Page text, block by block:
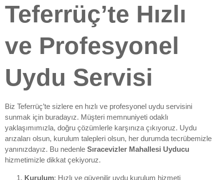
Teferrüç’te Hızlı
ve Profesyonel
Uydu Servisi
Biz Teferrüç’te sizlere en hızlı ve profesyonel uydu servisini
sunmak için buradayız. Müşteri memnuniyeti odaklı
yaklaşımımızla, doğru çözümlerle karşınıza çıkıyoruz. Uydu
arızaları olsun, kurulum talepleri olsun, her durumda tecrübemizle
yanınızdayız. Bu nedenle Sıracevizler Mahallesi Uyducu
hizmetimizle dikkat çekiyoruz.
Kurulum: Hızlı ve güvenilir uydu kurulum hizmeti